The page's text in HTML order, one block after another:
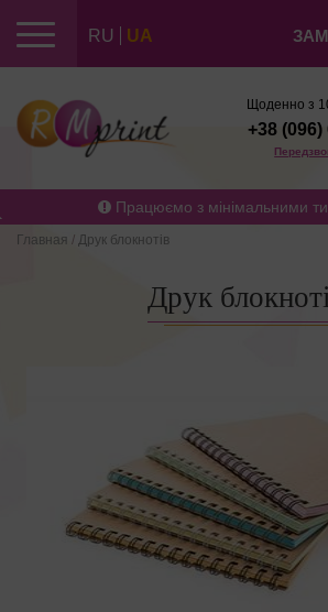
RU UA
Щоденно з
+38 (096)
Працюємо з мінімальними
Главная / Друк блокнотів
Друк